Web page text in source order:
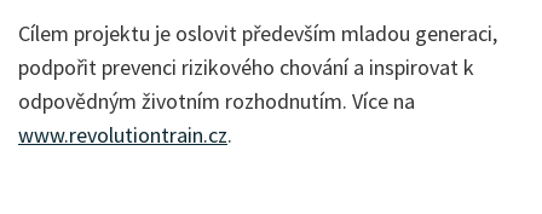
Cílem projektu je oslovit především mladou generaci,
podpořit prevenci rizikového chování a inspirovat k
odpovědným životním rozhodnutím. Více na
www.revolutiontrain.cz.